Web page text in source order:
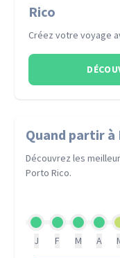
Rico
Créez votre voyage
Quand partir à
Découvrez les
Porto Rico.
J F M A